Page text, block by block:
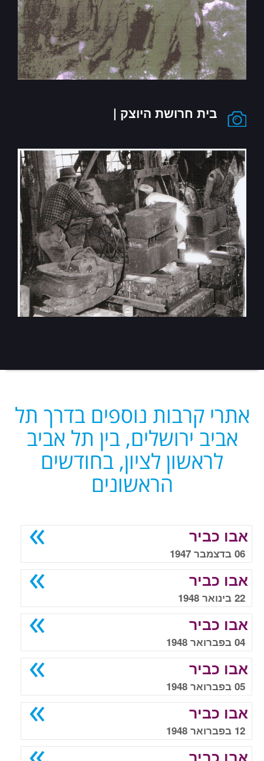
בית חרושת היוצק |
אתרי קרבות נוספים בדרך תל
אביב ירושלים, בין תל אביב
לראשון לציון, בחודשים
הראשונים
אבו כביר
06 בדצמבר 1947
אבו כביר
22 בינואר 1948
אבו כביר
04 בפברואר 1948
אבו כביר
05 בפברואר 1948
אבו כביר
12 בפברואר 1948